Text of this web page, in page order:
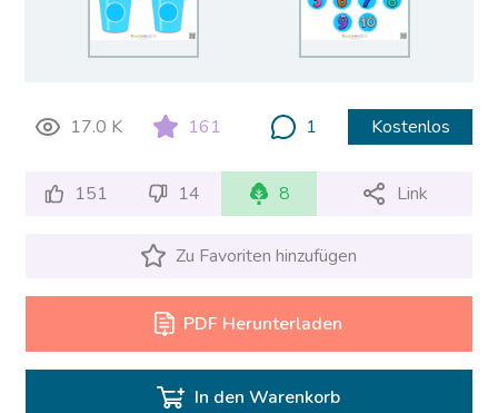
17.0 K 161 1 Kostenlos
151 14 8 Link
Zu Favoriten hinzufügen
PDF Herunterladen
In den Warenkorb